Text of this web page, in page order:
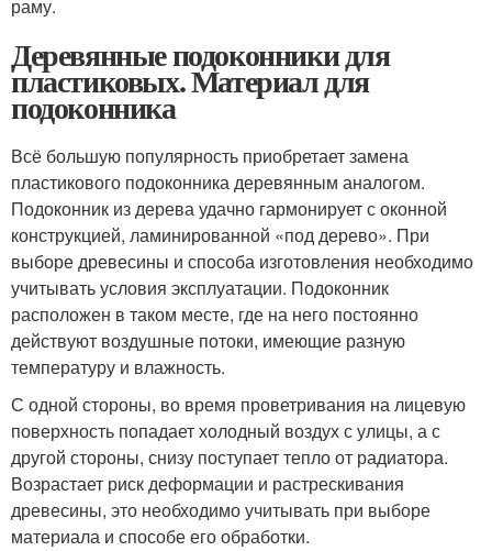
раму.
Деревянные подоконники для
пластиковых. Материал для
подоконника
Всё большую популярность приобретает замена
пластикового подоконника деревянным аналогом.
Подоконник из дерева удачно гармонирует с оконной
конструкцией, ламинированной «под дерево». При
выборе древесины и способа изготовления необходимо
учитывать условия эксплуатации. Подоконник
расположен в таком месте, где на него постоянно
действуют воздушные потоки, имеющие разную
температуру и влажность.
С одной стороны, во время проветривания на лицевую
поверхность попадает холодный воздух с улицы, а с
другой стороны, снизу поступает тепло от радиатора.
Возрастает риск деформации и растрескивания
древесины, это необходимо учитывать при выборе
материала и способе его обработки.